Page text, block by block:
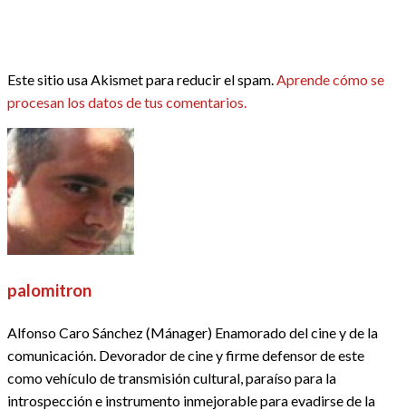
Este sitio usa Akismet para reducir el spam.Aprende cómo se
procesan los datos de tus comentarios.
palomitron
Alfonso Caro Sánchez (Mánager) Enamorado del cine y de la
comunicación. Devorador de cine y firme defensor de este
como vehículo de transmisión cultural, paraíso para la
introspección e instrumento inmejorable para evadirse de la